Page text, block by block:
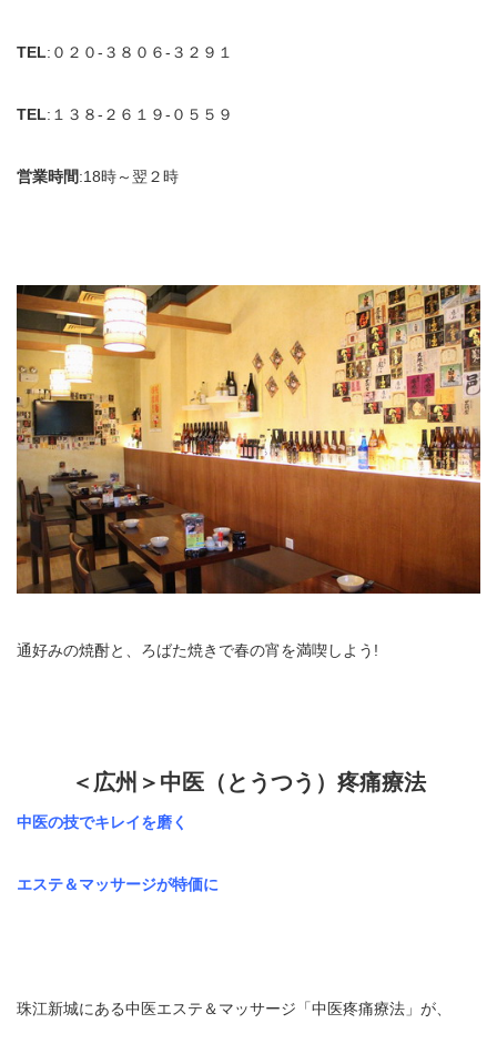
TEL:０２０-３８０６-３２９１
TEL:１３８-２６１９-０５５９
営業時間:18時～翌２時
通好みの焼酎と、ろばた焼きで春の宵を満喫しよう!
＜広州＞中医（とうつう）疼痛療法
中医の技でキレイを磨く
エステ＆マッサージが特価に
珠江新城にある中医エステ＆マッサージ「中医疼痛療法」が、